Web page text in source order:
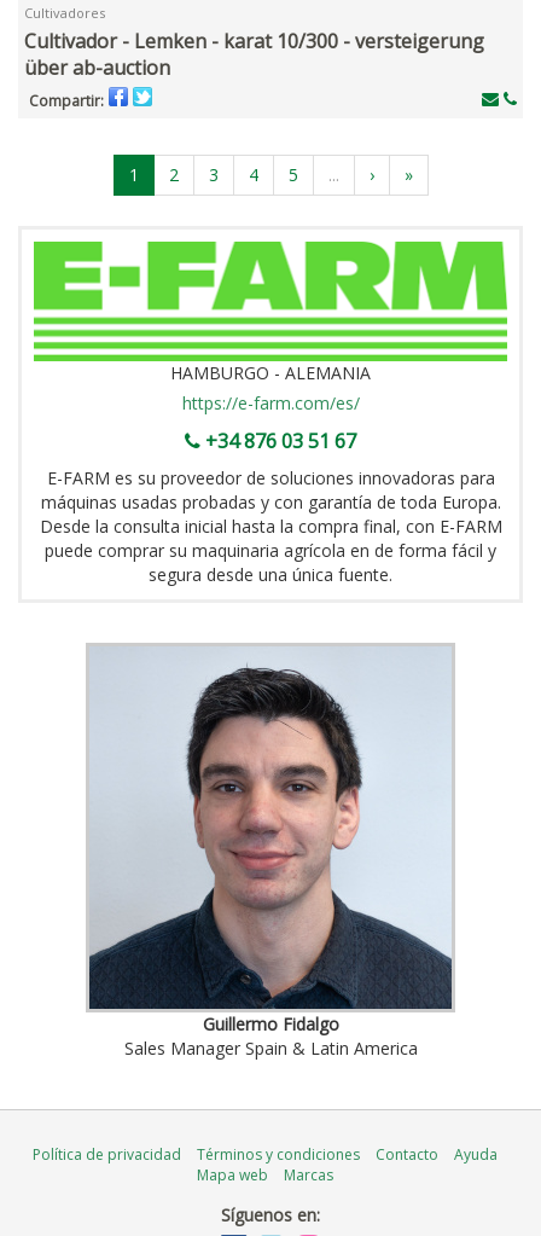
Cultivadores
Cultivador - Lemken - karat 10/300 - versteigerung
über ab-auction
Compartir:
1 2 3 4 5 ... › »
HAMBURGO - ALEMANIA
https://e-farm.com/es/
+34 876 03 51 67
E-FARM es su proveedor de soluciones innovadoras para
máquinas usadas probadas y con garantía de toda Europa.
Desde la consulta inicial hasta la compra final, con E-FARM
puede comprar su maquinaria agrícola en de forma fácil y
segura desde una única fuente.
Guillermo Fidalgo
Sales Manager Spain & Latin America
Política de privacidad Términos y condiciones Contacto
Ayuda
Mapa web
Marcas
Síguenos en: